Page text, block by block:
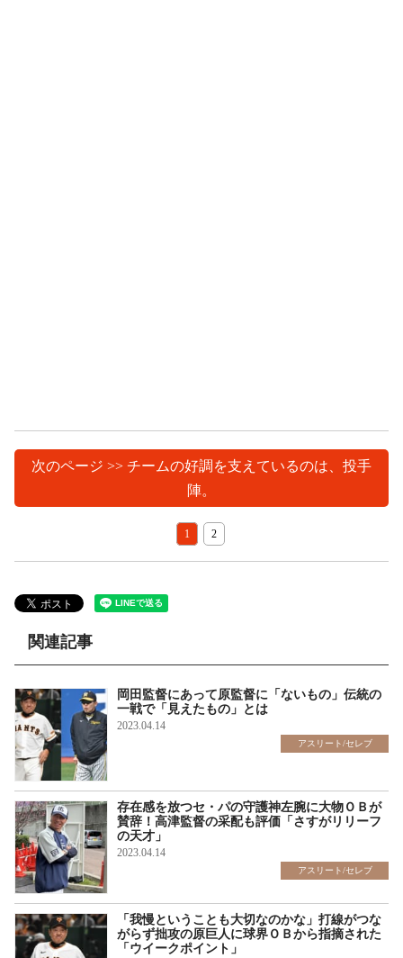
次のページ >> チームの好調を支えているのは、投手
陣。
1 2
関連記事
岡田監督にあって原監督に「ないもの」伝統の
一戦で「見えたもの」とは
2023.04.14
アスリート/セレブ
存在感を放つセ・パの守護神左腕に大物ＯＢが
賛辞！高津監督の采配も評価「さすがリリーフ
の天才」
2023.04.14
アスリート/セレブ
「我慢ということも大切なのかな」打線がつな
がらず拙攻の原巨人に球界ＯＢから指摘された
「ウイークポイント」